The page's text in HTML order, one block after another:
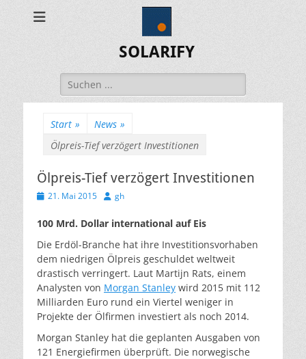
SOLARIFY
Suchen
nach:
Start » News »
Ölpreis-Tief verzögert Investitionen
Ölpreis-Tief verzögert Investitionen
Veröffentlicht
21. Mai 2015 Autor
gh
100 Mrd. Dollar international auf Eis
Die Erdöl-Branche hat ihre Investitionsvorhaben
dem niedrigen Ölpreis geschuldet weltweit
drastisch verringert. Laut Martijn Rats, einem
Analysten von Morgan Stanley wird 2015 mit 112
Milliarden Euro rund ein Viertel weniger in
Projekte der Ölfirmen investiert als noch 2014.
Morgan Stanley hat die geplanten Ausgaben von
121 Energiefirmen überprüft. Die norwegische